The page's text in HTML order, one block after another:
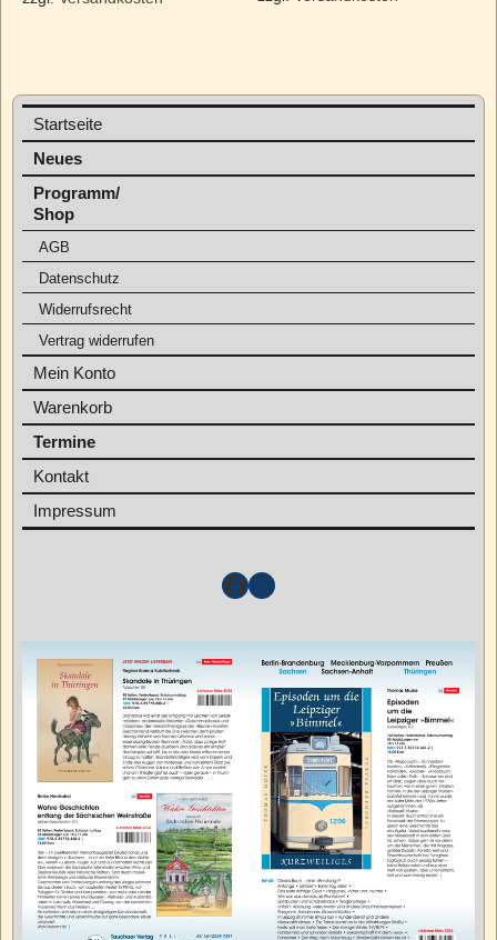
Startseite
Neues
Programm/
Shop
AGB
Datenschutz
Widerrufsrecht
Vertrag widerrufen
Mein Konto
Warenkorb
Termine
Kontakt
Impressum